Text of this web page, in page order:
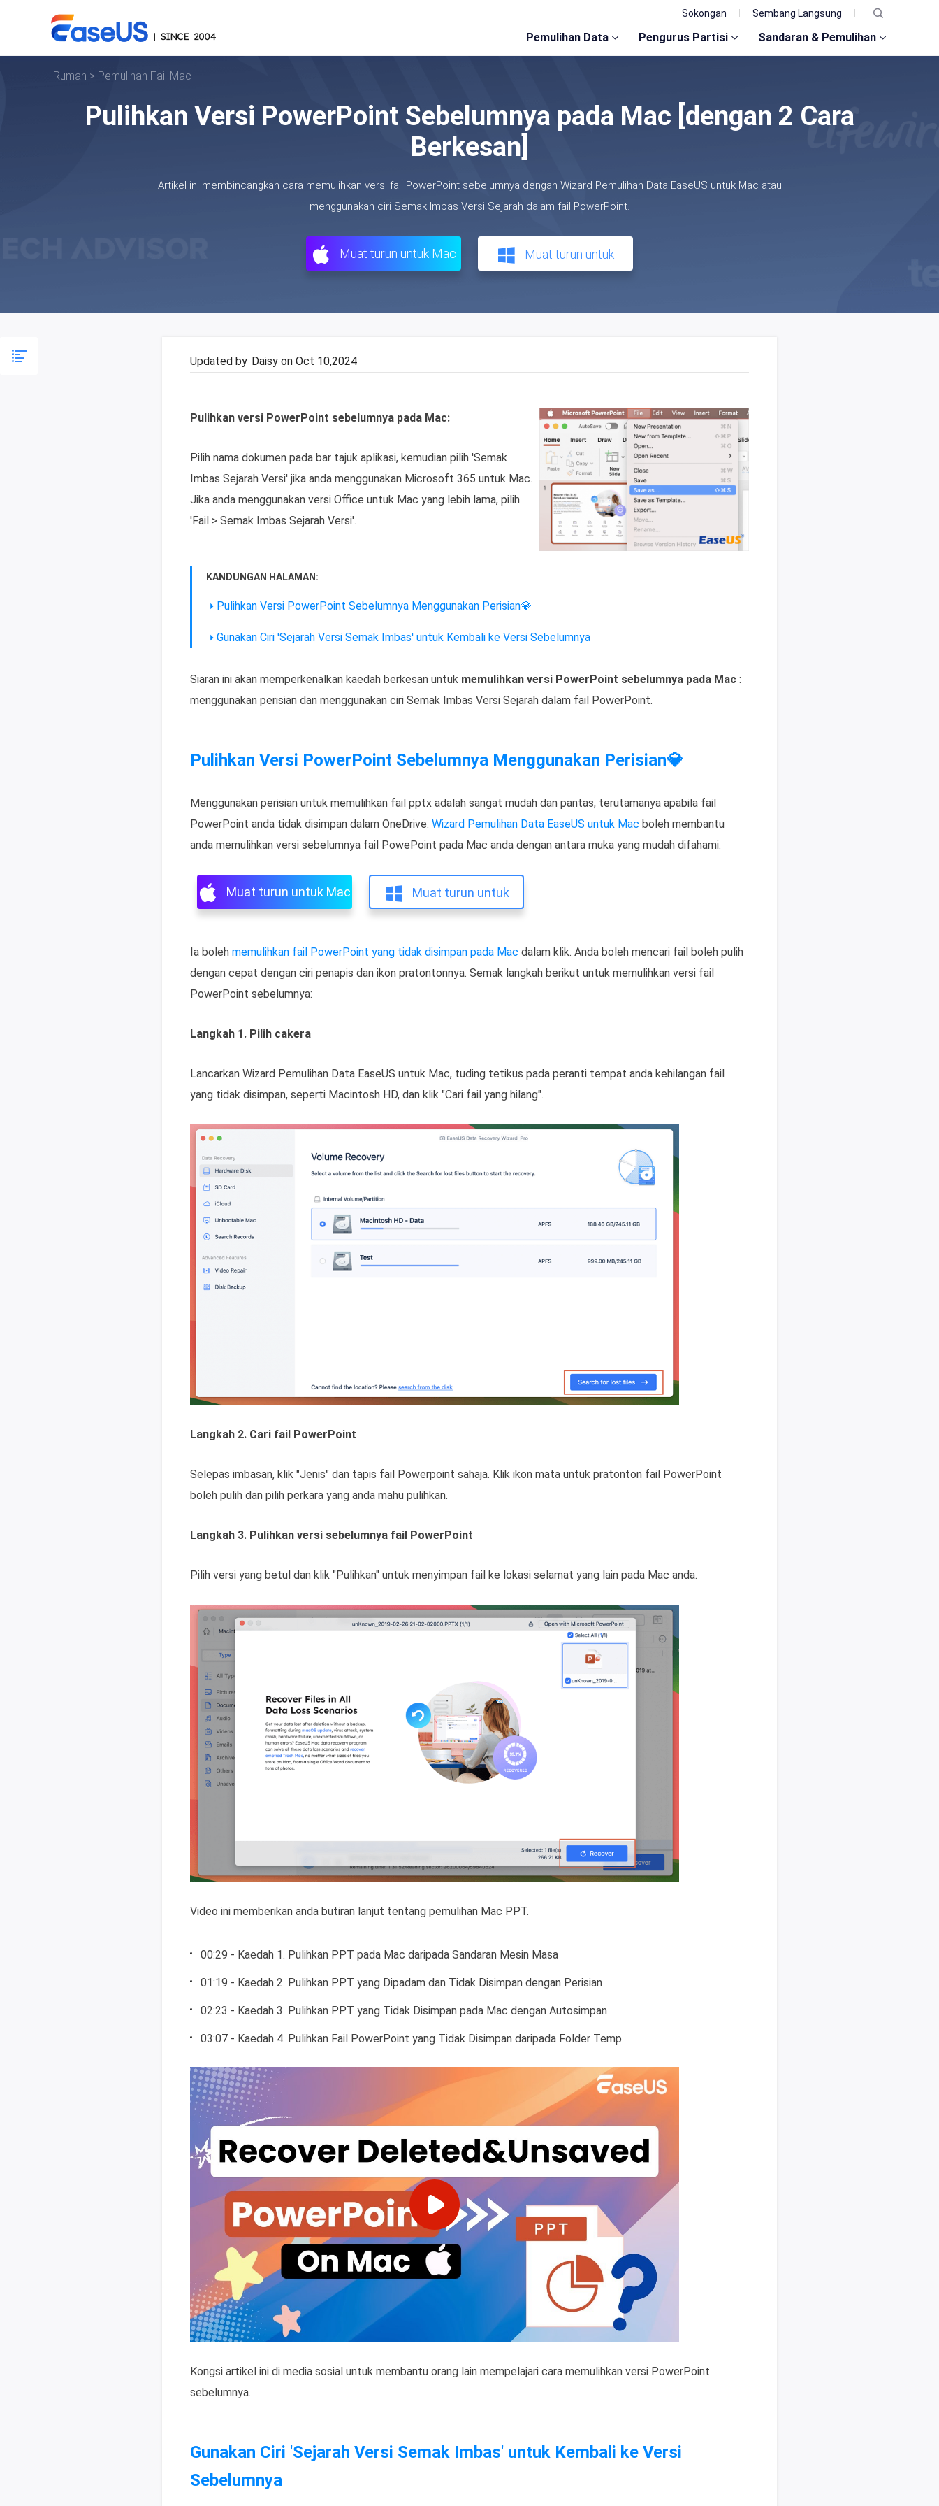
Sokongan Sembang Langsung
Pemulihan Data Pengurus Partisi Sandaran & Pemulihan
Rumah > Pemulihan Fail Mac
Pulihkan Versi PowerPoint Sebelumnya pada Mac [dengan 2 Cara
Berkesan]
Artikel ini membincangkan cara memulihkan versi fail PowerPoint sebelumnya dengan Wizard Pemulihan Data EaseUS untuk Mac atau
menggunakan ciri Semak Imbas Versi Sejarah dalam fail PowerPoint.
Muat turun untuk Mac Muat turun untuk
Updated by Daisy on Oct 10,2024
Pulihkan versi PowerPoint sebelumnya pada Mac:
Pilih nama dokumen pada bar tajuk aplikasi, kemudian pilih 'Semak
Imbas Sejarah Versi' jika anda menggunakan Microsoft 365 untuk Mac.
Jika anda menggunakan versi Office untuk Mac yang lebih lama, pilih
'Fail > Semak Imbas Sejarah Versi'.
KANDUNGAN HALAMAN:
Pulihkan Versi PowerPoint Sebelumnya Menggunakan Perisian💎
Gunakan Ciri 'Sejarah Versi Semak Imbas' untuk Kembali ke Versi Sebelumnya
Siaran ini akan memperkenalkan kaedah berkesan untuk memulihkan versi PowerPoint sebelumnya pada Mac :
menggunakan perisian dan menggunakan ciri Semak Imbas Versi Sejarah dalam fail PowerPoint.
Pulihkan Versi PowerPoint Sebelumnya Menggunakan Perisian💎
Menggunakan perisian untuk memulihkan fail pptx adalah sangat mudah dan pantas, terutamanya apabila fail
PowerPoint anda tidak disimpan dalam OneDrive. Wizard Pemulihan Data EaseUS untuk Mac boleh membantu
anda memulihkan versi sebelumnya fail PowePoint pada Mac anda dengan antara muka yang mudah difahami.
Muat turun untuk Mac Muat turun untuk
Ia boleh memulihkan fail PowerPoint yang tidak disimpan pada Mac dalam klik. Anda boleh mencari fail boleh pulih
dengan cepat dengan ciri penapis dan ikon pratontonnya. Semak langkah berikut untuk memulihkan versi fail
PowerPoint sebelumnya:
Langkah 1. Pilih cakera
Lancarkan Wizard Pemulihan Data EaseUS untuk Mac, tuding tetikus pada peranti tempat anda kehilangan fail
yang tidak disimpan, seperti Macintosh HD, dan klik "Cari fail yang hilang".
Langkah 2. Cari fail PowerPoint
Selepas imbasan, klik "Jenis" dan tapis fail Powerpoint sahaja. Klik ikon mata untuk pratonton fail PowerPoint
boleh pulih dan pilih perkara yang anda mahu pulihkan.
Langkah 3. Pulihkan versi sebelumnya fail PowerPoint
Pilih versi yang betul dan klik "Pulihkan" untuk menyimpan fail ke lokasi selamat yang lain pada Mac anda.
Video ini memberikan anda butiran lanjut tentang pemulihan Mac PPT.
00:29 - Kaedah 1. Pulihkan PPT pada Mac daripada Sandaran Mesin Masa
01:19 - Kaedah 2. Pulihkan PPT yang Dipadam dan Tidak Disimpan dengan Perisian
02:23 - Kaedah 3. Pulihkan PPT yang Tidak Disimpan pada Mac dengan Autosimpan
03:07 - Kaedah 4. Pulihkan Fail PowerPoint yang Tidak Disimpan daripada Folder Temp
Kongsi artikel ini di media sosial untuk membantu orang lain mempelajari cara memulihkan versi PowerPoint
sebelumnya.
Gunakan Ciri 'Sejarah Versi Semak Imbas' untuk Kembali ke Versi
Sebelumnya